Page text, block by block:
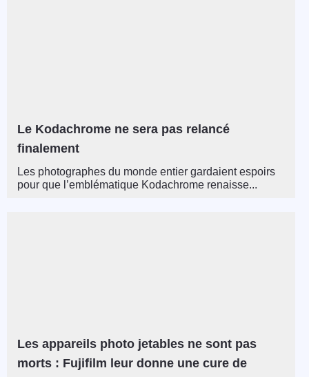
Le Kodachrome ne sera pas relancé
finalement
Les photographes du monde entier gardaient espoirs
pour que l’emblématique Kodachrome renaisse...
Les appareils photo jetables ne sont pas
morts : Fujifilm leur donne une cure de